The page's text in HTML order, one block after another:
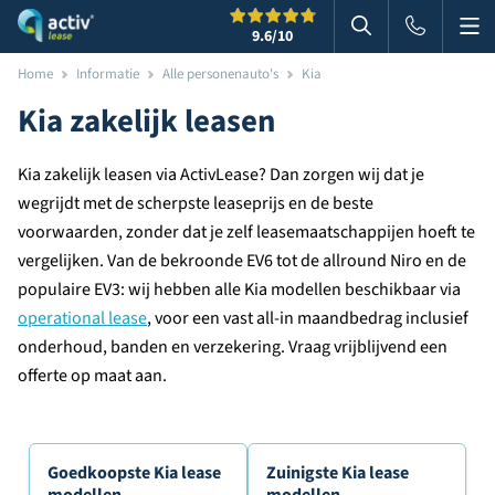
9.6/10 Zoeken in
Home Informatie Alle personenauto's Kia
Kia zakelijk leasen
Kia zakelijk leasen via ActivLease? Dan zorgen wij dat je
wegrijdt met de scherpste leaseprijs en de beste
voorwaarden, zonder dat je zelf leasemaatschappijen hoeft te
vergelijken. Van de bekroonde EV6 tot de allround Niro en de
populaire EV3: wij hebben alle Kia modellen beschikbaar via
operational lease, voor een vast all-in maandbedrag inclusief
onderhoud, banden en verzekering. Vraag vrijblijvend een
offerte op maat aan.
Goedkoopste Kia lease
Zuinigste Kia lease